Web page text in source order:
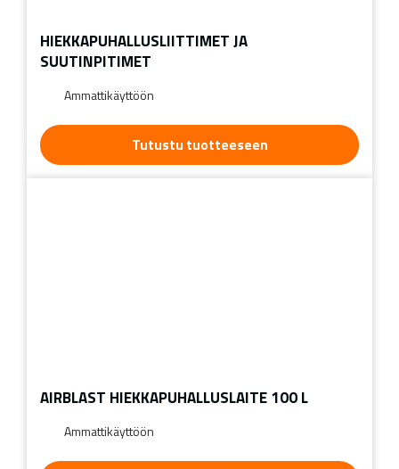
HIEKKAPUHALLUSLIITTIMET JA
SUUTINPITIMET
Ammattikäyttöön
Tutustu tuotteeseen
AIRBLAST HIEKKAPUHALLUSLAITE 100 L
Ammattikäyttöön